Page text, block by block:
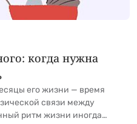
когда нужна
его жизни — время
связи между
ритм жизни иногда